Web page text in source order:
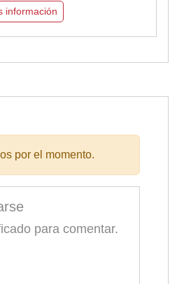
información
por el momento.
para comentar.